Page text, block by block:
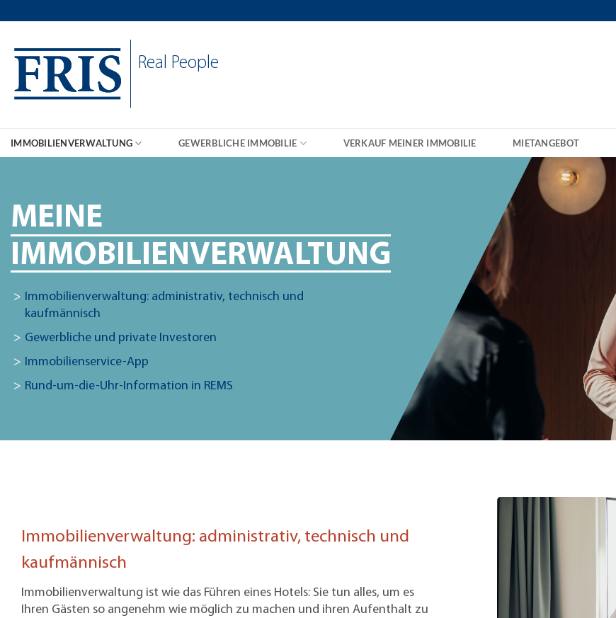
Real People
IMMOBILIENVERWALTUNG GEWERBLICHE IMMOBILIE VERKAUF MEINER IMMOBILIE MIETANGEBOT
MEINE
IMMOBILIENVERWALTUNG
Immobilienverwaltung: administrativ, technisch und
kaufmännisch
Gewerbliche und private Investoren
Immobilienservice-App
Rund-um-die-Uhr-Information in REMS
Immobilienverwaltung: administrativ, technisch und
kaufmännisch
Immobilienverwaltung ist wie das Führen eines Hotels: Sie tun alles, um es
Ihren Gästen so angenehm wie möglich zu machen und ihren Aufenthalt zu